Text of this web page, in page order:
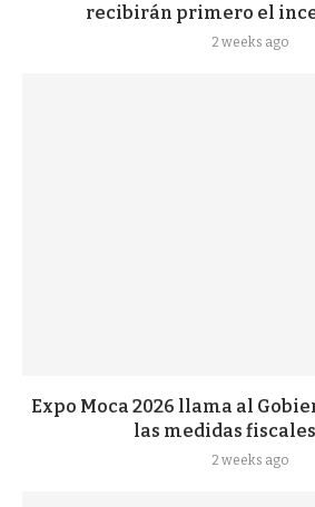
recibirán primero el
2 weeks ago
Expo Moca 2026 llama al
las medidas
2 weeks ago